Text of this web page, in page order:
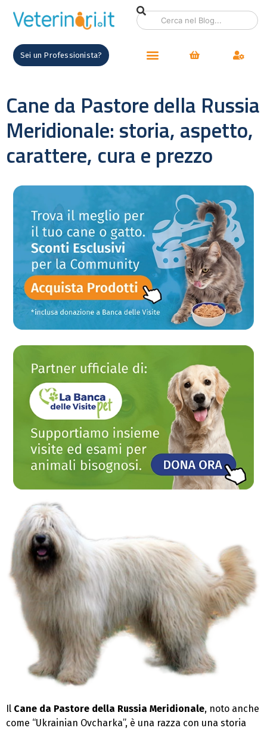
Sei un Professionista?
Cane da Pastore della Russia
Meridionale: storia, aspetto,
carattere, cura e prezzo
Il Cane da Pastore della Russia Meridionale, noto anche
come “Ukrainian Ovcharka”, è una razza con una storia